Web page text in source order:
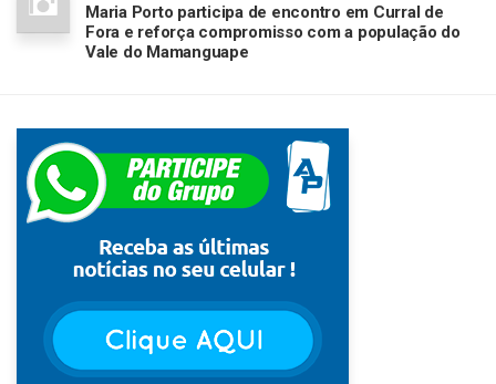
Maria Porto participa de encontro em Curral de
Fora e reforça compromisso com a população do
Vale do Mamanguape